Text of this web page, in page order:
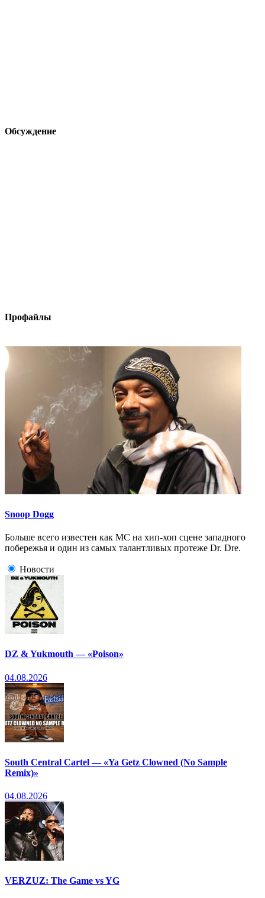
Обсуждение
Профайлы
Snoop Dogg
Больше всего известен как МС на хип-хоп сцене западного
побережья и один из самых талантливых протеже Dr. Dre.
Новости
DZ & Yukmouth — «Poison»
04.08.2026
South Central Cartel — «Ya Getz Clowned (No Sample
Remix)»
04.08.2026
VERZUZ: The Game vs YG